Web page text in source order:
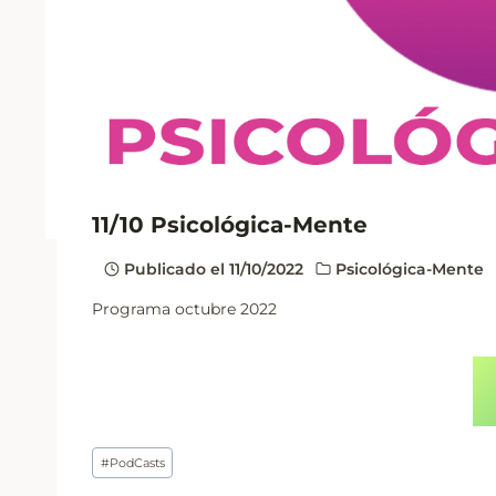
11/10 Psicológica-Mente
Publicado el 11/10/2022
Psicológica-Mente
Programa octubre 2022
Etiquetas
de
#PodCasts